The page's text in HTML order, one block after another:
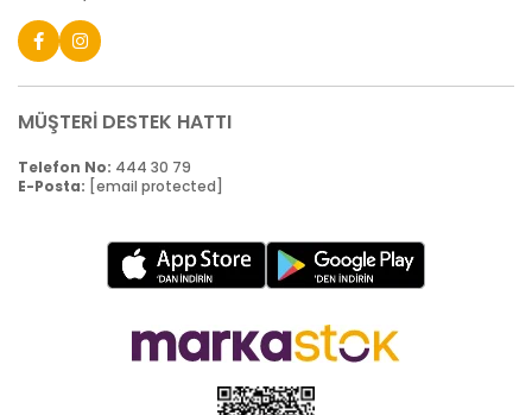
MÜŞTERİ DESTEK HATTI
Telefon No: 444 30 79
E-Posta: [email protected]